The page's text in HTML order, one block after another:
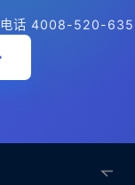
电话 4008-520-635